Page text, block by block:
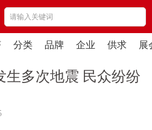
分类 品牌 企业 供求 展
生多次地震 民众纷纷